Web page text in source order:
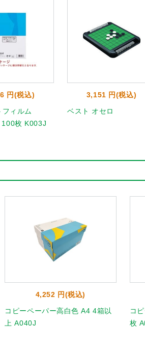
円(税込)
フィルム
枚 K003J
3,151 円(税込)
ベスト オセロ
4,252 円(税込)
コピーペーパー高白色 A4 4箱以
上 A040J
コ
枚